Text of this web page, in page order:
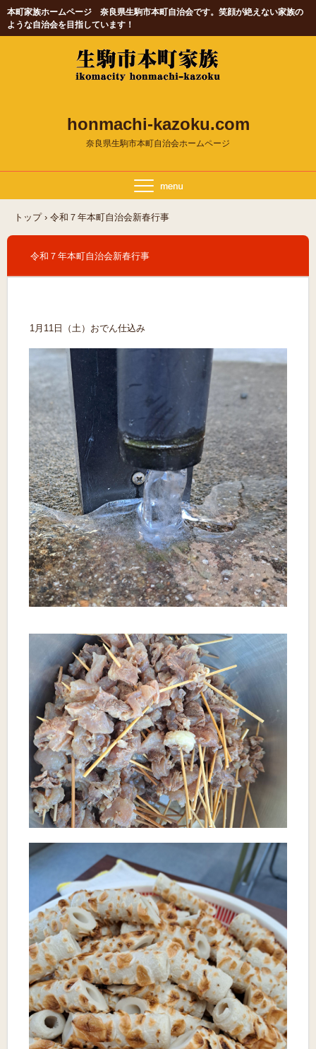
本町家族ホームページ 奈良県生駒市本町自治会です。笑顔が絶えない家族の
ような自治会を目指しています！
honmachi-kazoku.com
奈良県生駒市本町自治会ホームページ
トップ › 令和７年本町自治会新春行事
令和７年本町自治会新春行事
1月11日（土）おでん仕込み